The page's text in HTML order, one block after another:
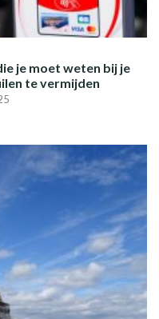
je moet weten bij je
te vermijden